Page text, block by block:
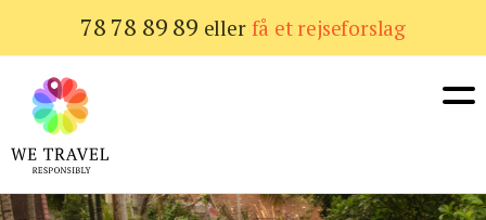
til
hovedindhold
78 78 89 89 eller få et rejseforslag